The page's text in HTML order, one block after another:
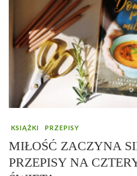
KSIĄŻKI PRZEPISY
MIŁOŚĆ ZACZYNA
PRZEPISY NA